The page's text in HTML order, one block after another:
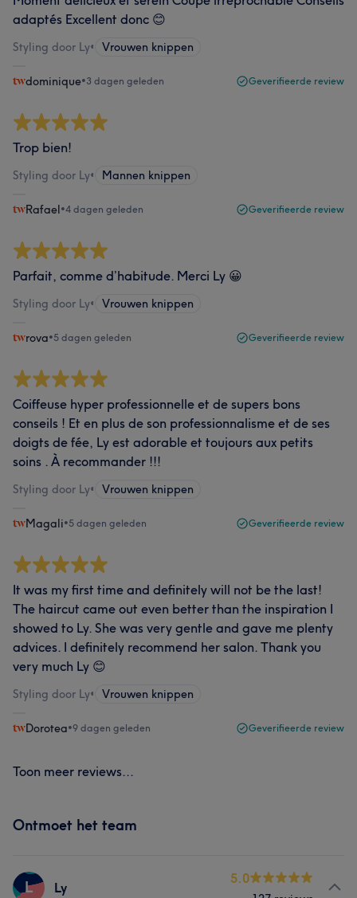
adaptés Excellent donc 😊
Styling door Ly• Vrouwen knippen
dominique•3 dagen geleden Geverifieerde review
Trop bien!
Styling door Ly• Mannen knippen
Rafael•4 dagen geleden Geverifieerde review
Parfait, comme d’habitude. Merci Ly 😀
Styling door Ly• Vrouwen knippen
rova•5 dagen geleden Geverifieerde review
Coiffeuse hyper professionnelle et de supers bons
conseils ! Et en plus de son professionnalisme et de ses
doigts de fée, Ly est adorable et toujours aux petits
soins . À recommander !!!
Styling door Ly• Vrouwen knippen
Magali•5 dagen geleden Geverifieerde review
It was my first time and definitely will not be the last!
The haircut came out even better than the inspiration I
showed to Ly. She was very gentle and gave me plenty
advices. I definitely recommend her salon. Thank you
very much Ly 😊
Styling door Ly• Vrouwen knippen
Dorotea•9 dagen geleden Geverifieerde review
Toon meer reviews...
Ontmoet het team
L Ly
5.0